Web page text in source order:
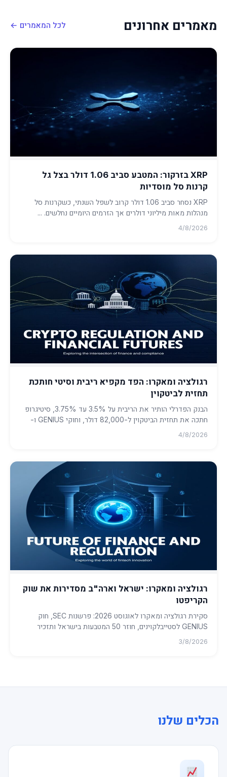
מאמרים אחרונים לכל המאמרים ←
XRP בזרקור: המטבע סביב 1.06 דולר בצל גל
קרנות סל מוסדיות
XRP נסחר סביב 1.06 דולר קרוב לשפל השנתי, כשקרנות סל
מנהלות מאות מיליוני דולרים אך הזרמים היומיים נחלשים. ...
4/8/2026
רגולציה ומאקרו: הפד מקפיא ריבית וסיטי חותכת
תחזית לביטקוין
הבנק הפדרלי הותיר את הריבית על 3.5% עד 3.75%, סיטיגרופ
חתכה את תחזית הביטקוין ל-82,000 דולר, וחוקי GENIUS ו-
4/8/2026
רגולציה ומאקרו: ישראל וארה"ב מסדירות את שוק
הקריפטו
סקירת רגולציה ומאקרו לאוגוסט 2026: פרשנות SEC, חוק
GENIUS לסטייבלקוינים, חוזר 50 המטבעות בישראל ותזכיר
הסטייבלקוין השקלי...
3/8/2026
הכלים שלנו